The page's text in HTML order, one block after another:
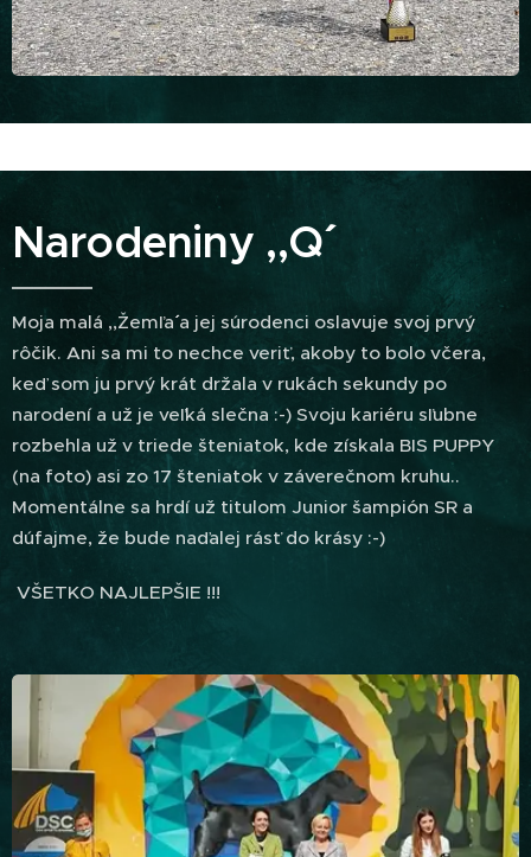
Narodeniny ,,Q´´
Moja malá ,,Žemľa´´ a jej súrodenci oslavuje svoj prvý
rôčik. Ani sa mi to nechce veriť, akoby to bolo včera,
keď som ju prvý krát držala v rukách sekundy po
narodení a už je veľká slečna :-) Svoju kariéru sľubne
rozbehla už v triede šteniatok, kde získala BIS PUPPY
(na foto) asi zo 17 šteniatok v záverečnom kruhu..
Momentálne sa hrdí už titulom Junior šampión SR a
dúfajme, že bude naďalej rásť do krásy :-)
VŠETKO NAJLEPŠIE !!!